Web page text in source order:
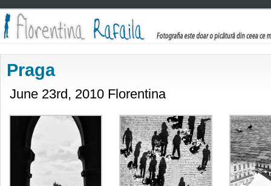
Praga
June 23rd, 2010 Florentina